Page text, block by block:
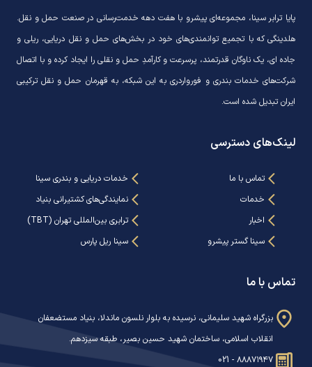
پایا ترابر سینا، مجموعه‌ای پیشرو با هفت دهه خدمت‌رسانی در صنعت حمل و نقل.
هلدینگی که با تجمیع توانمندی‌های خود در بخش‌های حمل و نقل دریایی، ریلی و
جاده ای، یک ناوگان قدرتمند، پرسرعت و کارآمدِ حمل و نقلی را ایجاد کرده و با اتصال
شرکت‌های خدمات بندری و فورواردری به این شبکه، به قهرمان حمل و نقل ترکیبی
ایران تبدیل شده است.
لینک‌های دسترسی
تماس با ما
خدمات دریایی و بندری سینا
خدمات
نمایندگی‌های کشتیرانی بنیاد
اخبار
ترابری بین‌المللی تهران (TBT)
سینا گستر پیشرو
سینا ریل پارس
تماس با ما
بزرگراه شهید سلیمانی، نرسیده به بلوار نلسون ماندلا، بنیاد مستضعفان
انقلاب اسلامی، ساختمان شهید حسین بصیر، طبقه سیزدهم.
021 - ۸۸۸۷۱۹۴۷